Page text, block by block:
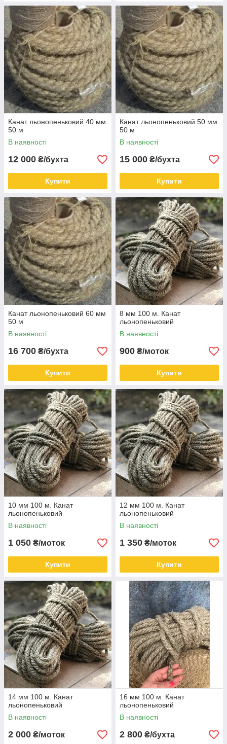
Канат льонопеньковий 40 мм
50 м
В наявності
12 000 ₴/бухта
Купити
Канат льонопеньковий 50 мм
50 м
В наявності
15 000 ₴/бухта
Купити
Канат льонопеньковий 60 мм
50 м
В наявності
16 700 ₴/бухта
Купити
8 мм 100 м. Канат
льонопеньковий
В наявності
900 ₴/моток
Купити
10 мм 100 м. Канат
льонопеньковий
В наявності
1 050 ₴/моток
Купити
12 мм 100 м. Канат
льонопеньковий
В наявності
1 350 ₴/моток
Купити
14 мм 100 м. Канат
льонопеньковий
В наявності
2 000 ₴/моток
16 мм 100 м. Канат
льонопеньковий
В наявності
2 800 ₴/бухта